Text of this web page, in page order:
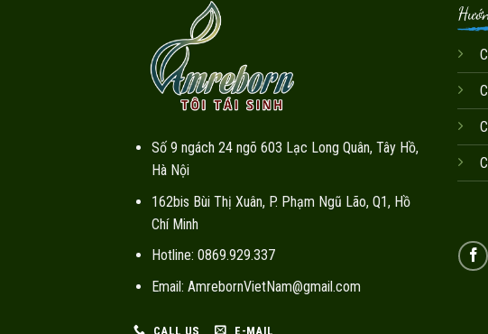
Số 9 ngách 24 ngõ 603 Lạc Long Quân, Tây Hồ,
Hà Nội
162bis Bùi Thị Xuân, P. Phạm Ngũ Lão, Q1, Hồ
Chí Minh
Hotline: 0869.929.337
Email: AmrebornVietNam@gmail.com
CALL US E-MAIL